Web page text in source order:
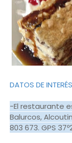
DATOS DE INTERÉS
-El restaurante
Balurcos,
803 673. GPS